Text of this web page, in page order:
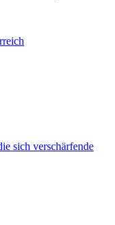
sich verschärfende